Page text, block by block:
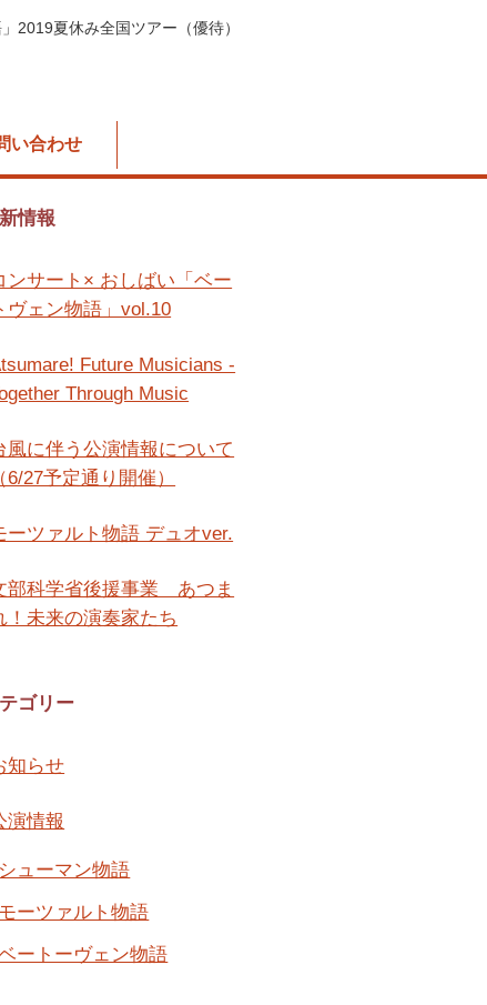
2019夏休み全国ツアー（優待）
い合わせ
情報
ンサート× おしばい「ベー
ヴェン物語」vol.10
Future Musicians -
Through Music
風に伴う公演情報について
（6/27予定通り開催）
ーツァルト物語 デュオver.
部科学省後援事業 あつま
！未来の演奏家たち
ゴリー
知らせ
演情報
シューマン物語
モーツァルト物語
ートーヴェン物語